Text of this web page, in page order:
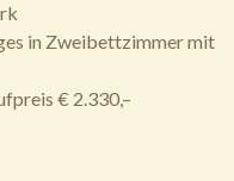
in Zweibettzimmer mit
€ 2.330,–